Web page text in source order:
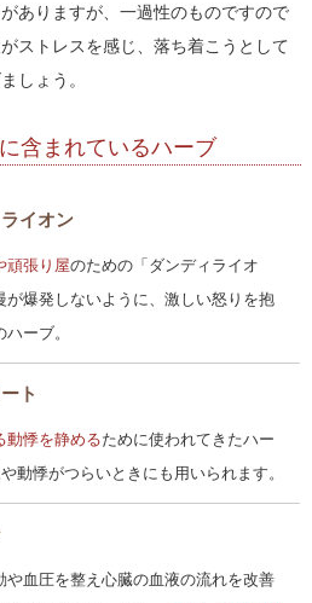
ありますが、一過性のものですので
ストレスを感じ、落ち着こうとして
しょう。
含まれているハーブ
イオン
頑張り屋のための「ダンディライオ
が爆発しないように、激しい怒りを抱
ーブ。
ト
動悸を静めるために使われてきたハー
動悸がつらいときにも用いられます。
や血圧を整え心臓の血液の流れを改善